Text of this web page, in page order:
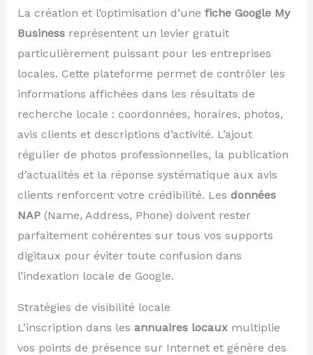
La création et l’optimisation d’une fiche Google My
Businessreprésentent un levier gratuit
particulièrement puissant pour les entreprises
locales. Cette plateforme permet de contrôler les
informations affichées dans les résultats de
recherche locale : coordonnées, horaires, photos,
avis clients et descriptions d’activité. L’ajout
régulier de photos professionnelles, la publication
d’actualités et la réponse systématique aux avis
clients renforcent votre crédibilité. Les données
NAP(Name, Address, Phone) doivent rester
parfaitement cohérentes sur tous vos supports
digitaux pour éviter toute confusion dans
l’indexation locale de Google.
Stratégies de visibilité locale
L’inscription dans les annuaires locauxmultiplie
vos points de présence sur Internet et génère des